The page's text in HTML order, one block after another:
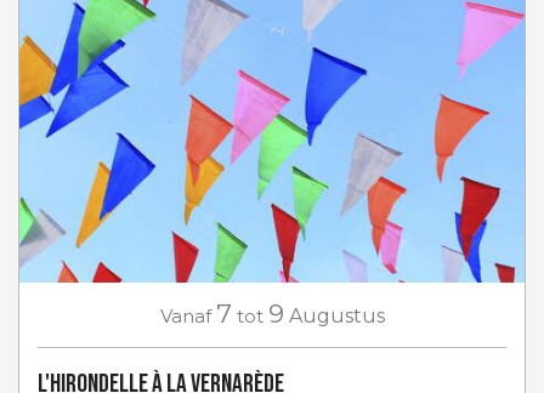
Vanaf 7 tot 9 Augustus
L'Hirondelle à La Vernarède